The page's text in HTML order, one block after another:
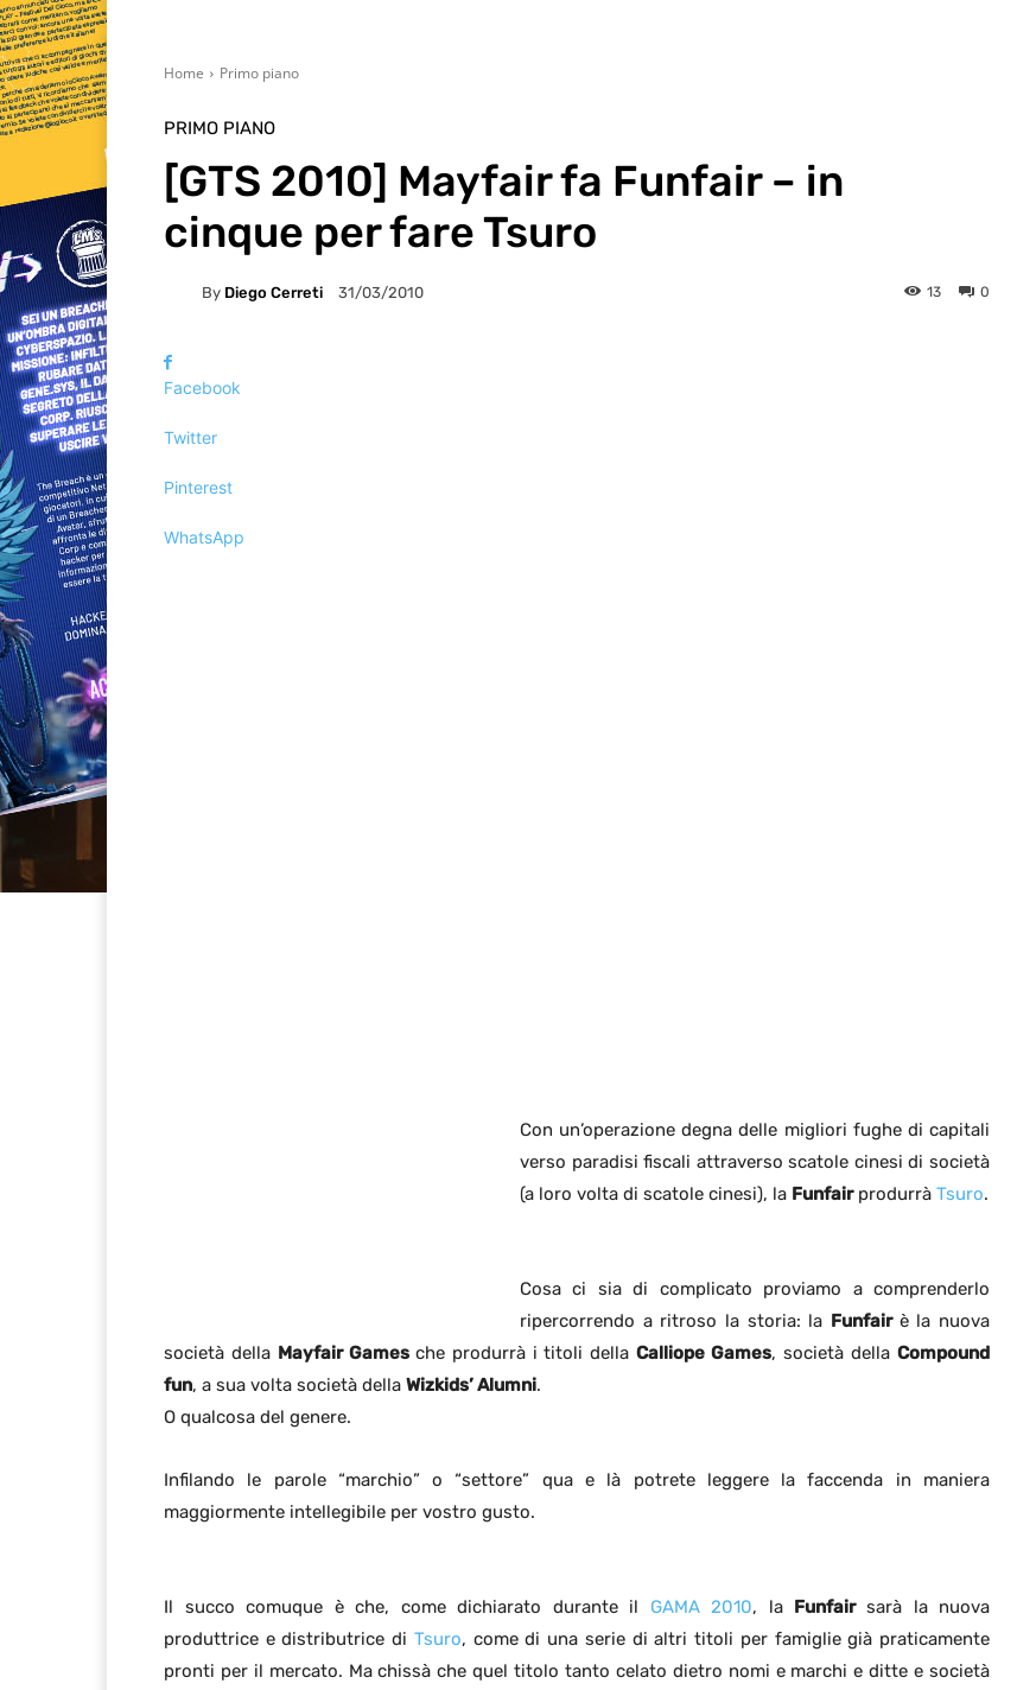
Home Primo piano
PRIMO PIANO
[GTS 2010] Mayfair fa Funfair – in
cinque per fare Tsuro
By Diego Cerreti 31/03/2010 0
13
Facebook
Twitter
Pinterest
WhatsApp
Con un’operazione degna delle migliori fughe di capitali
verso paradisi fiscali attraverso scatole cinesi di società
(a loro volta di scatole cinesi), la Funfairprodurrà Tsuro.
Cosa ci sia di complicato proviamo a comprenderlo
ripercorrendo a ritroso la storia: la Funfair è la nuova
società della Mayfair Games che produrrà i titoli dellaCalliope Games, società dellaCompound
fun, a sua volta società della Wizkids’ Alumni.
O qualcosa del genere.
Infilando le parole “marchio” o “settore” qua e là potrete leggere la faccenda in maniera
maggiormente intellegibile per vostro gusto.
Il succo comuque è che, come dichiarato durante il GAMA 2010, la Funfair sarà la nuova
produttrice e distributrice di Tsuro, come di una serie di altri titoli per famiglie già praticamente
pronti per il mercato. Ma chissà che quel titolo tanto celato dietro nomi e marchi e ditte e società